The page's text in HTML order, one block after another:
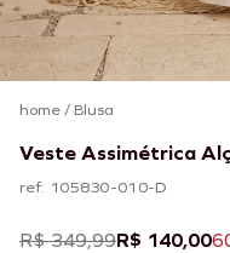
home/ Blusa
Veste Assimétrica
ref: 105830-010-D
R$ 349,99R$ 140,00